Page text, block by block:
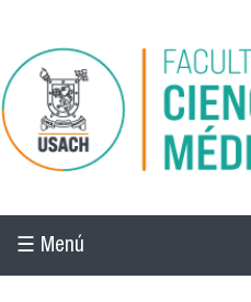
Pasar al contenido principal
☰ Menú